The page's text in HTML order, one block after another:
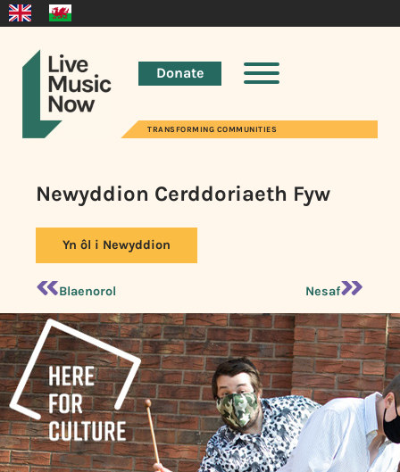
Donate
TRANSFORMING COMMUNITIES
Newyddion Cerddoriaeth Fyw
Yn ôl i Newyddion
Blaenorol Nesaf